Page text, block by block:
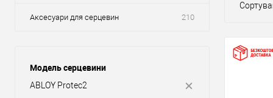
Аксесуари для серцевин 210
Модель серцевини
ABLOY Protec2